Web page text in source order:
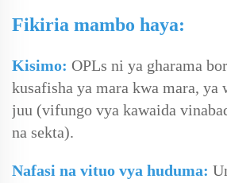
Fikiria mambo haya:
Kisimo: OPLs ni ya gharama
kusafisha ya mara kwa mara, ya
juu (vifungo vya kawaida
na sekta).
Nafasi na vituo vya huduma: